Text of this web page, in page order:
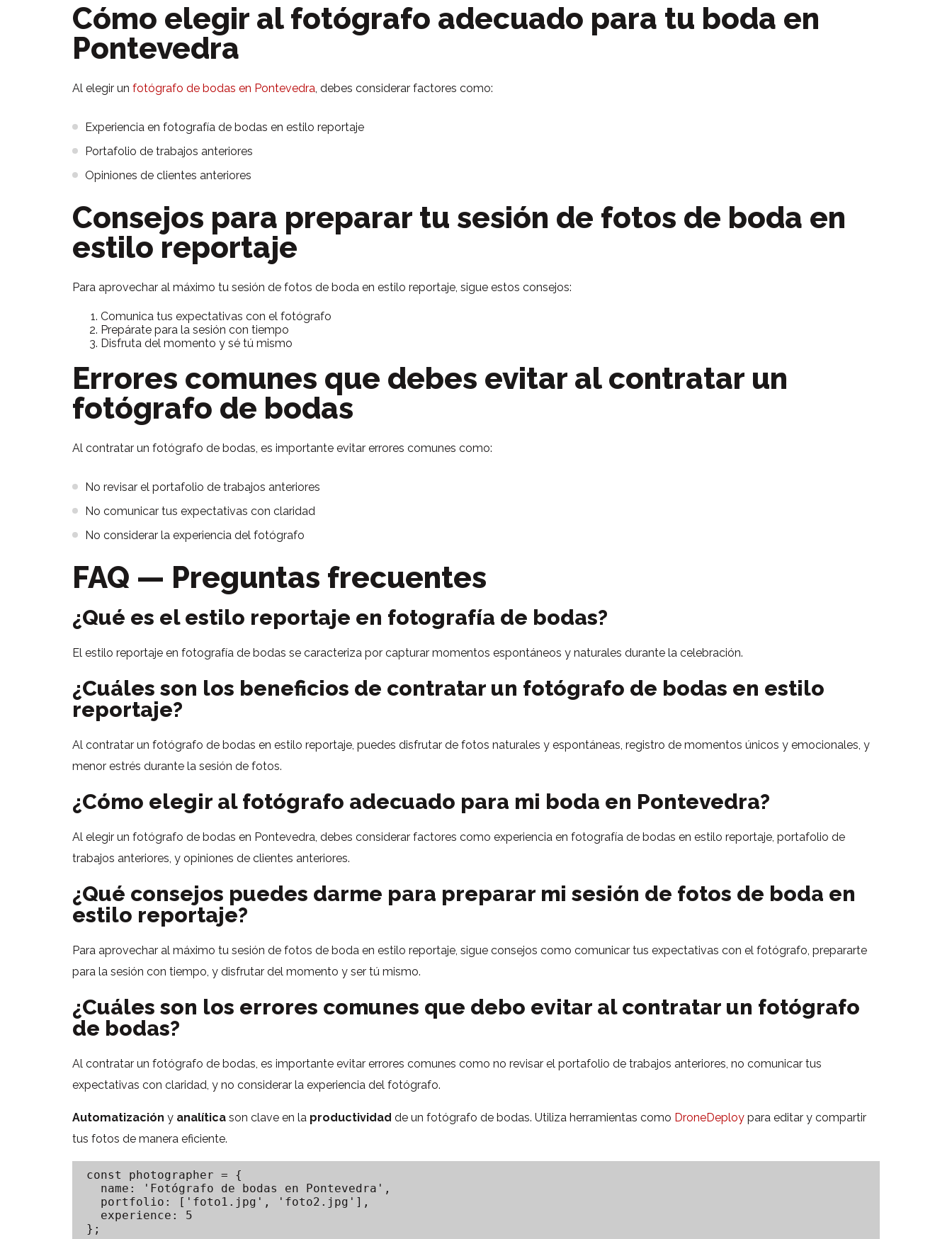
Cómo elegir al fotógrafo adecuado para tu boda en
Pontevedra
Al elegir un fotógrafo de bodas en Pontevedra, debes considerar factores como:
Experiencia en fotografía de bodas en estilo reportaje
Portafolio de trabajos anteriores
Opiniones de clientes anteriores
Consejos para preparar tu sesión de fotos de boda en
estilo reportaje
Para aprovechar al máximo tu sesión de fotos de boda en estilo reportaje, sigue estos consejos:
Comunica tus expectativas con el fotógrafo
Prepárate para la sesión con tiempo
Disfruta del momento y sé tú mismo
Errores comunes que debes evitar al contratar un
fotógrafo de bodas
Al contratar un fotógrafo de bodas, es importante evitar errores comunes como:
No revisar el portafolio de trabajos anteriores
No comunicar tus expectativas con claridad
No considerar la experiencia del fotógrafo
FAQ — Preguntas frecuentes
¿Qué es el estilo reportaje en fotografía de bodas?
El estilo reportaje en fotografía de bodas se caracteriza por capturar momentos espontáneos y naturales durante la celebración.
¿Cuáles son los beneficios de contratar un fotógrafo de bodas en estilo
reportaje?
Al contratar un fotógrafo de bodas en estilo reportaje, puedes disfrutar de fotos naturales y espontáneas, registro de momentos únicos y emocionales, y
menor estrés durante la sesión de fotos.
¿Cómo elegir al fotógrafo adecuado para mi boda en Pontevedra?
Al elegir un fotógrafo de bodas en Pontevedra, debes considerar factores como experiencia en fotografía de bodas en estilo reportaje, portafolio de
trabajos anteriores, y opiniones de clientes anteriores.
¿Qué consejos puedes darme para preparar mi sesión de fotos de boda en
estilo reportaje?
Para aprovechar al máximo tu sesión de fotos de boda en estilo reportaje, sigue consejos como comunicar tus expectativas con el fotógrafo, prepararte
para la sesión con tiempo, y disfrutar del momento y ser tú mismo.
¿Cuáles son los errores comunes que debo evitar al contratar un fotógrafo
de bodas?
Al contratar un fotógrafo de bodas, es importante evitar errores comunes como no revisar el portafolio de trabajos anteriores, no comunicar tus
expectativas con claridad, y no considerar la experiencia del fotógrafo.
Automatización y analítica son clave en la productividad de un fotógrafo de bodas. Utiliza herramientas como DroneDeploy para editar y compartir
tus fotos de manera eficiente.
const photographer = {
  name: 'Fotógrafo de bodas en Pontevedra',
  portfolio: ['foto1.jpg', 'foto2.jpg'],
  experience: 5
};